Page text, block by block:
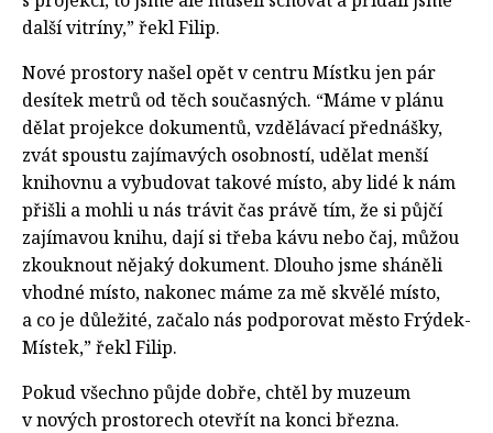
další vitríny,” řekl Filip.
Nové prostory našel opět v centru Místku jen pár
desítek metrů od těch současných. “Máme v plánu
dělat projekce dokumentů, vzdělávací přednášky,
zvát spoustu zajímavých osobností, udělat menší
knihovnu a vybudovat takové místo, aby lidé k nám
přišli a mohli u nás trávit čas právě tím, že si půjčí
zajímavou knihu, dají si třeba kávu nebo čaj, můžou
zkouknout nějaký dokument. Dlouho jsme sháněli
vhodné místo, nakonec máme za mě skvělé místo,
a co je důležité, začalo nás podporovat město Frýdek-
Místek,” řekl Filip.
Pokud všechno půjde dobře, chtěl by muzeum
v nových prostorech otevřít na konci března.